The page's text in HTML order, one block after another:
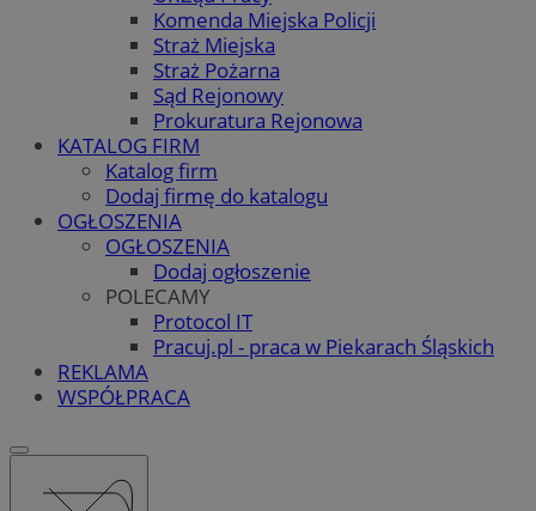
Komenda Miejska Policji
Straż Miejska
Straż Pożarna
Sąd Rejonowy
Prokuratura Rejonowa
KATALOG FIRM
Katalog firm
Dodaj firmę do katalogu
OGŁOSZENIA
OGŁOSZENIA
Dodaj ogłoszenie
POLECAMY
Protocol IT
Pracuj.pl - praca w Piekarach Śląskich
REKLAMA
WSPÓŁPRACA